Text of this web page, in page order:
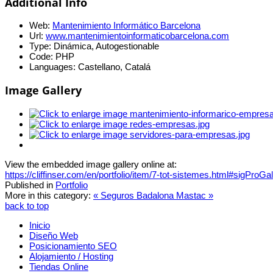
Web: Mantenimiento Informático Barcelona
Url: www.mantenimientoinformaticobarcelona.com
Type: Dinámica, Autogestionable
Code: PHP
Languages: Castellano, Catalá
Image Gallery
View the embedded image gallery online at:
https://cliffinser.com/en/portfolio/item/7-tot-
Published in Portfolio
More in this category: « Seguros Badalona Mastac »
back to top
Inicio
Diseño Web
Posicionamiento SEO
Alojamiento / Hosting
Tiendas Online